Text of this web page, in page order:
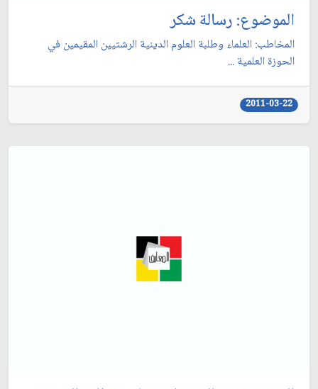
الموضوع: رسالة شكر
المخاطب: العلماء وطلبة العلوم الدينية الرشتيين المقيمين في
الحوزة العلمية ...
2011-03-22